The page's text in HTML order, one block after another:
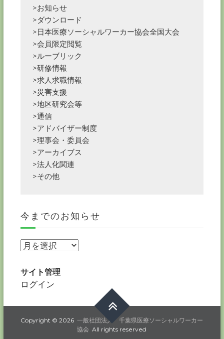
>お知らせ
>ダウンロード
>日本医療ソーシャルワーカー協会全国大会
>会員限定閲覧
>ルーブリック
>研修情報
>求人求職情報
>災害支援
>地区研究会等
>通信
>アドバイザー制度
>理事会・委員会
>アーカイブス
>法人化関連
>その他
今までのお知らせ
今
で
の
知
ら
サイト管理
ログイン
Copyright © 2026一般社団法人 千葉県医療ソーシャルワーカー
協会 All rights reserved